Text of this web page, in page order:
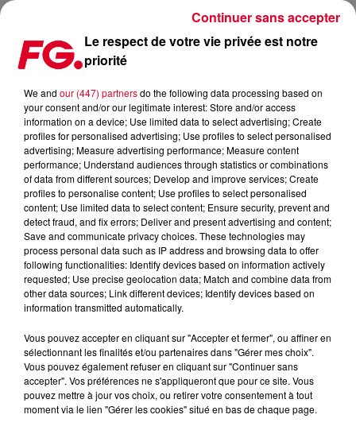
LE HASARD LUDIQUE FÊTE SES 6 ANS CE WEEK-END !
Publié : 28 avril 2023 à 13h51 par Sophie DIAS
Le respect de votre vie privée est notre
priorité
We and our (447) partnersdo the following data processing based on
your consent and/or our legitimate interest: Store and/or access
information on a device; Use limited data to select advertising; Create
profiles for personalised advertising; Use profiles to select personalised
advertising; Measure advertising performance; Measure content
performance; Understand audiences through statistics or combinations
of data from different sources; Develop and improve services; Create
profiles to personalise content; Use profiles to select personalised
content; Use limited data to select content; Ensure security, prevent and
detect fraud, and fix errors; Deliver and present advertising and content;
Save and communicate privacy choices. These technologies may
process personal data such as IP address and browsing data to offer
following functionalities: Identify devices based on information actively
requested; Use precise geolocation data; Match and combine data from
other data sources; Link different devices; Identify devices based on
information transmitted automatically.
Vous pouvez accepter en cliquant sur "Accepter et fermer", ou affiner en
sélectionnant les finalités et/ou partenaires dans "Gérer mes choix".
Vous pouvez également refuser en cliquant sur "Continuer sans
accepter". Vos préférences ne s'appliqueront que pour ce site. Vous
pouvez mettre à jour vos choix, ou retirer votre consentement à tout
moment via le lien "Gérer les cookies" situé en bas de chaque page.
Continuer sans accepter